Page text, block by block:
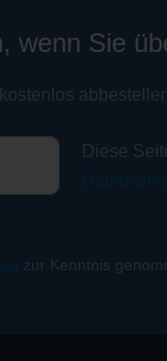
wenn Sie
Diese
zur Kenntnis